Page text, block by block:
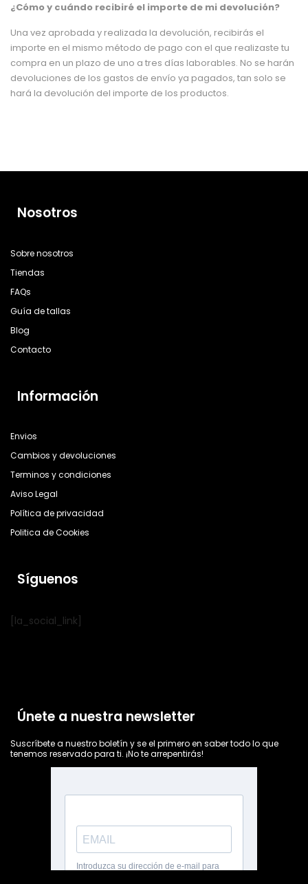
¿Cómo y cuándo recibiré el importe de mi devolución?
Una vez aprobada y realizada la devolución, recibirás el
importe en el mismo método de pago con el que realizaste tu
compra en un plazo de uno a tres días laborables. No se harán
devoluciones de los gastos de envío ya pagados, tan solo se
hará la devolución del importe de los productos.
Nosotros
Sobre nosotros
Tiendas
FAQs
Guía de tallas
Blog
Contacto
Información
Envios
Cambios y devoluciones
Terminos y condiciones
Aviso Legal
Política de privacidad
Politica de Cookies
Síguenos
[la_social_link]
Únete a nuestra newsletter
Suscríbete a nuestro boletín y se el primero en saber todo lo que
tenemos reservado para ti. ¡No te arrepentirás!